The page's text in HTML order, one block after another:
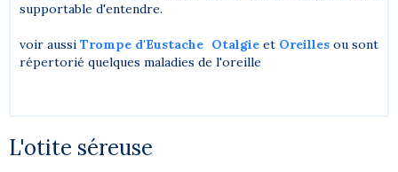
supportable d'entendre.
voir aussiTrompe d'Eustache Otalgieet Oreillesou sont
répertorié quelques maladies de l'oreille
L'otite séreuse